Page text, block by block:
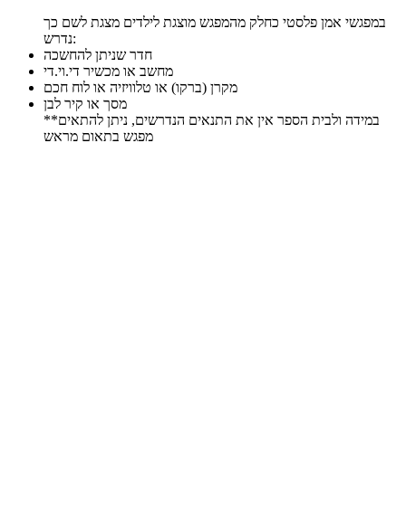
במפגשי אמן פלסטי כחלק מהמפגש מוצגת לילדים מצגת לשם כך
נדרש:
חדר שניתן להחשכה
מחשב או מכשיר די.וי.די
מקרן (ברקו) או טלוויזיה או לוח חכם
מסך או קיר לבן
**במידה ולבית הספר אין את התנאים הנדרשים, ניתן להתאים
מפגש בתאום מראש